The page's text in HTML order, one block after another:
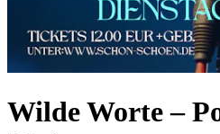
Wilde Worte –